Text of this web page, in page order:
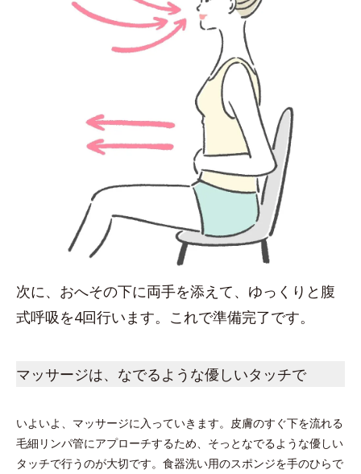
次に、おへその下に両手を添えて、ゆっくりと腹
式呼吸を4回行います。これで準備完了です。
マッサージは、なでるような優しいタッチで
いよいよ、マッサージに入っていきます。皮膚のすぐ下を流れる
毛細リンパ管にアプローチするため、そっとなでるような優しい
タッチで行うのが大切です。食器洗い用のスポンジを手のひらで